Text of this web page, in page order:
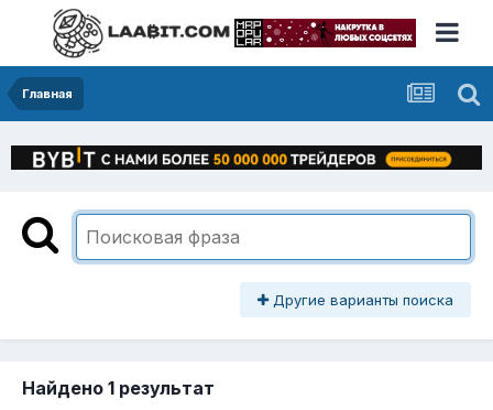
Главная
Другие варианты поиска
Найдено 1 результат